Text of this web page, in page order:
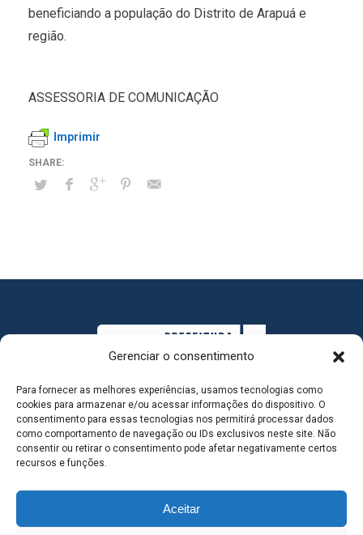
Gerenciar o consentimento
Para fornecer as melhores experiências, usamos tecnologias como
cookies para armazenar e/ou acessar informações do dispositivo. O
consentimento para essas tecnologias nos permitirá processar dados
como comportamento de navegação ou IDs exclusivos neste site. Não
consentir ou retirar o consentimento pode afetar negativamente certos
recursos e funções.
Aceitar
beneficiando a população do Distrito de Arapuá e
região.
ASSESSORIA DE COMUNICAÇÃO
Imprimir
MAPA DO SITE